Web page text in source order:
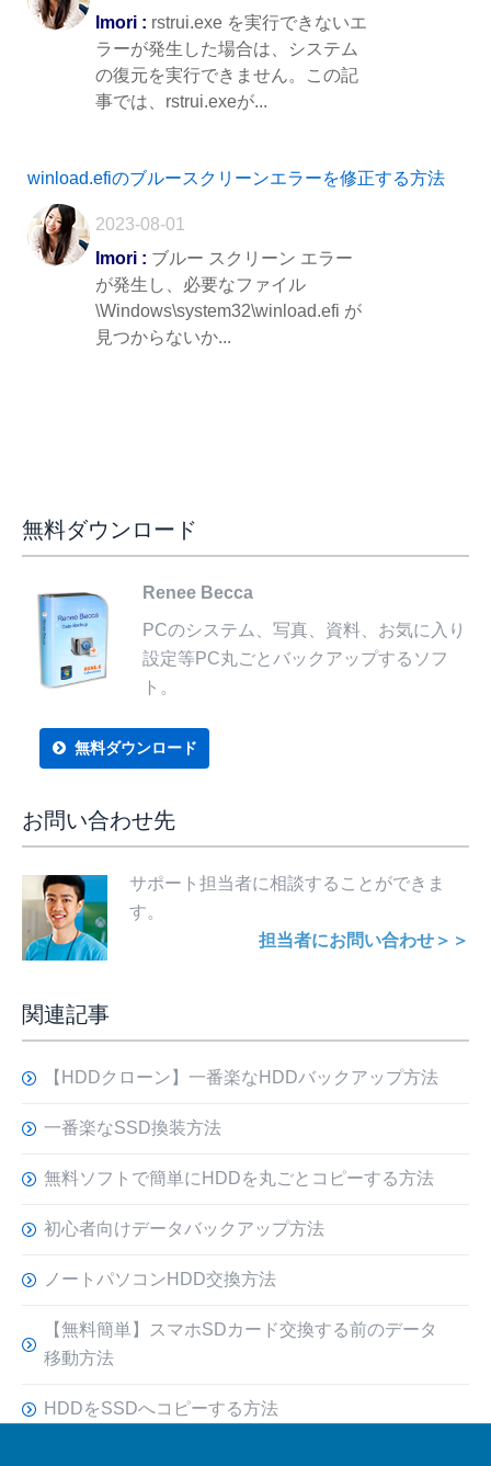
Imori : rstrui.exe を実行できないエ
ラーが発生した場合は、システム
の復元を実行できません。この記
事では、rstrui.exeが...
winload.efiのブルースクリーンエラーを修正する方法
2023-08-01
Imori : ブルー スクリーン エラー
が発生し、必要なファイル
\Windows\system32\winload.efi が
見つからないか...
無料ダウンロード
Renee Becca
PCのシステム、写真、資料、お気に入り
設定等PC丸ごとバックアップするソフ
ト。
無料ダウンロード
お問い合わせ先
サポート担当者に相談することができま
す。
担当者にお問い合わせ＞＞
関連記事
【HDDクローン】一番楽なHDDバックアップ方法
一番楽なSSD換装方法
無料ソフトで簡単にHDDを丸ごとコピーする方法
初心者向けデータバックアップ方法
ノートパソコンHDD交換方法
【無料簡単】スマホSDカード交換する前のデータ
移動方法
HDDをSSDへコピーする方法